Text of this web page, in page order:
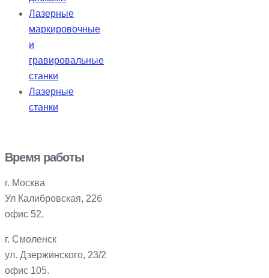
Лазерные
маркировочные
и
гравировальные
станки
Лазерные
станки
Время работы
г. Москва
Ул Калибровская, 22б
офис 52.
г. Смоленск
ул. Дзержинского, 23/2
офис 105.